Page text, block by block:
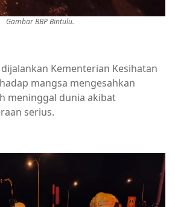
Gambar BBP Bintulu.
Kementerian Kesihatan
mangsa mengesahkan
meninggal dunia akibat
serius.